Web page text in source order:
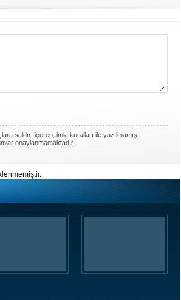
saldırı içeren, imla kuralları ile yazılmamış,
onaylanmamaktadır.